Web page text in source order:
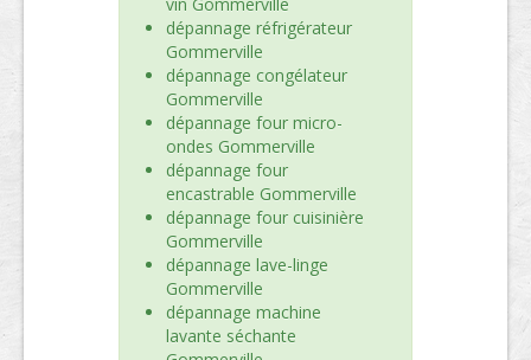
dépannage réfrigérateur
Gommerville
dépannage congélateur
Gommerville
dépannage four micro-
ondes Gommerville
dépannage four
encastrable Gommerville
dépannage four cuisinière
Gommerville
dépannage lave-linge
Gommerville
dépannage machine
lavante séchante